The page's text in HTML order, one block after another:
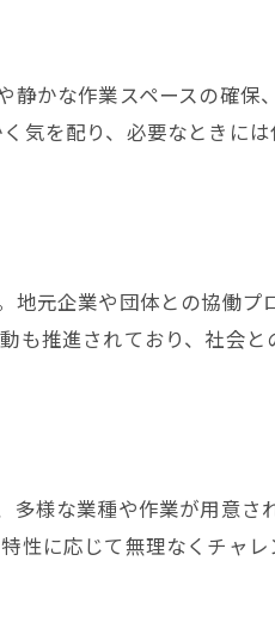
かな作業スペースの確保
気を配り、必要なときに
地元企業や団体との協働プ
も推進されており、社会と
様な業種や作業が用意さ
に応じて無理なくチャレ